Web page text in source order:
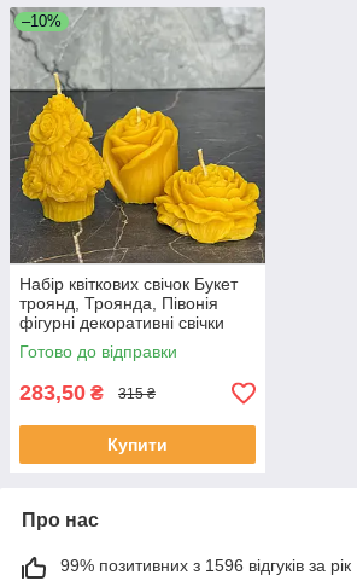
–10%
Набір квіткових свічок Букет
троянд, Троянда, Півонія
фігурні декоративні свічки
ручної роботи на подарунок
Готово до відправки
283,50 ₴ 315 ₴
Купити
Про нас
99% позитивних з 1596 відгуків за рік